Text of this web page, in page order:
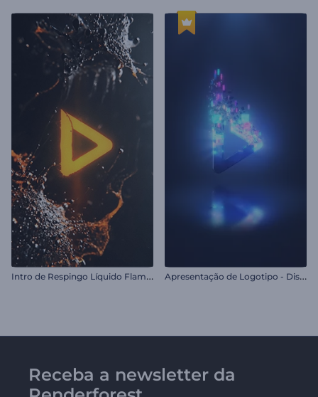
I
ntro de Respingo Líquido Flamejante A
presentação de Logotipo - Dispersão Vívida
Receba a newsletter da